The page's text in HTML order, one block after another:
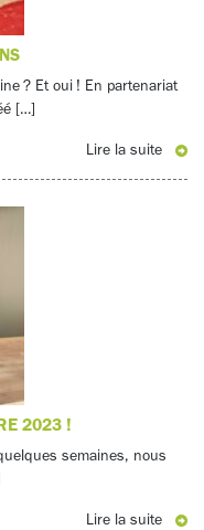
? Et oui ! En partenariat
[…]
Lire la suite
2023 !
semaines, nous
Lire la suite